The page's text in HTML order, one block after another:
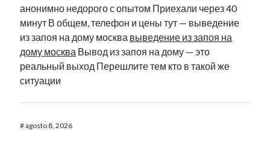
анонимно недорого с опытом Приехали через 40
минут В общем, телефон и цены тут — выведение
из запоя на дому москва выведение из запоя на
дому москва Вывод из запоя на дому — это
реальный выход Перешлите тем кто в такой же
ситуации
#agosto 8, 2026